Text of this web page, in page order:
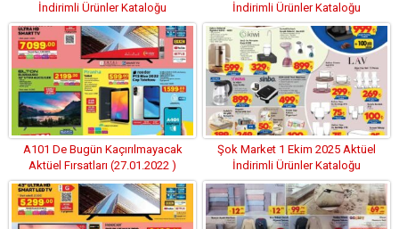
İndirimli Ürünler Kataloğu
İndirimli Ürünler Kataloğu
A101 De Bugün Kaçırılmayacak
Aktüel Fırsatları (27.01.2022 )
Şok Market 1 Ekim 2025 Aktüel
İndirimli Ürünler Kataloğu